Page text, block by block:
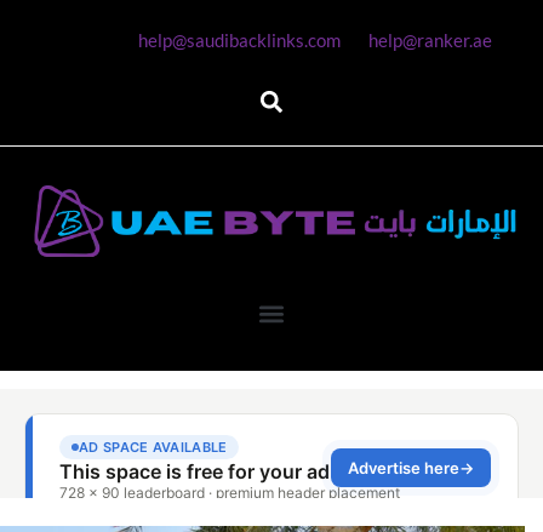
help@ranker.ae
help@saudibacklinks.com